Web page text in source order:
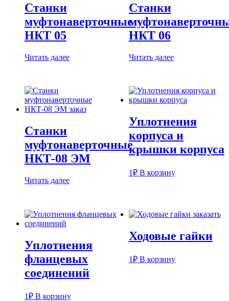
Станки
муфтонаверточные
НКТ 05
Читать далее
Станки
НКТ 06
Читать далее
Станки
муфтонаверточные
НКТ-08 ЭМ
Читать далее
Уплотнения
корпуса и
крышки корпуса
1₽ В корзину
Уплотнения
фланцевых
соединений
1₽ В корзину
Ходовые гайки
1₽ В корзину